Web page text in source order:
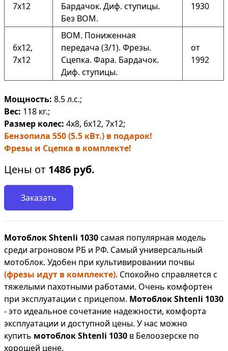
7х12
Бардачок. Диф. ступицы.
Без ВОМ.
1930
6х12,
7х12
ВОМ. Пониженная
передача (3/1). Фрезы.
Сцепка. Фара. Бардачок.
Диф. ступицы.
от
1992
Мощность: 8.5 л.с.;
Вес: 118 кг.;
Размер колес: 4х8, 6х12, 7х12;
Бензопила 550 (5.5 кВт.) в подарок!
Фрезы и Сцепка в комплекте!
Цены от 1486 руб.
Заказать
Мотоблок Shtenli 1030самая популярная модель
среди агроновом РБ и РФ. Самый универсальный
мотоблок. Удобен при культивировании почвы
(фрезы идут в комплекте). Спокойно справляется с
тяжелыми пахотными работами. Очень комфортен
при эксплуатации с прицепом. Мотоблок Shtenli 1030
- это идеальное сочетание надежности, комфорта
эксплуатации и доступной цены. У нас можно
купить мотоблок Shtenli 1030 в Белоозерске по
хорошей цене.